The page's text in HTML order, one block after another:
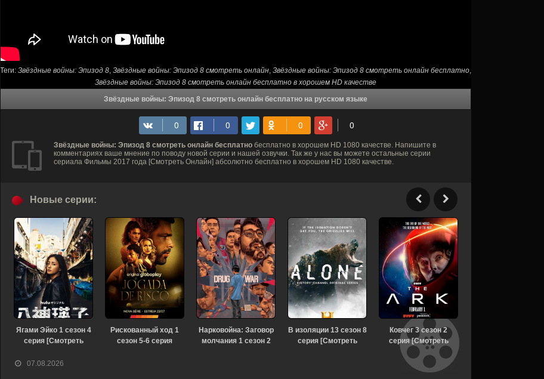
Теги: Звёздные войны: Эпизод 8, Звёздные войны: Эпизод 8 смотреть онлайн, Звёздные войны: Эпизод 8 смотреть онлайн бесплатно,
Звёздные войны: Эпизод 8 смотреть онлайн бесплатно в хорошем HD качестве
Звёздные войны: Эпизод 8 смотреть онлайн бесплатно на русском языке
Звёздные войны: Эпизод 8 смотреть онлайн бесплатно бесплатно в хорошем HD 1080 качестве. Напишите в
комментариях ваше мнение по поводу новой серии и нашей озвучки. Так же у нас вы можете остальные серии
сериала Фильмы 2017 года [Смотреть Онлайн] абсолютно бесплатно в хорошем HD 1080 качестве.
07.08.2026
Новые серии:
Ягами Эйко 1 сезон 4
серия [Смотреть
Рискованный ход 1
сезон 5-6 серия
Нарковойна: Заговор
молчания 1 сезон 2
В изоляции 13 сезон 8
серия [Смотреть
Ковчег 3 сезон 2
серия [Смотреть
Онлайн]